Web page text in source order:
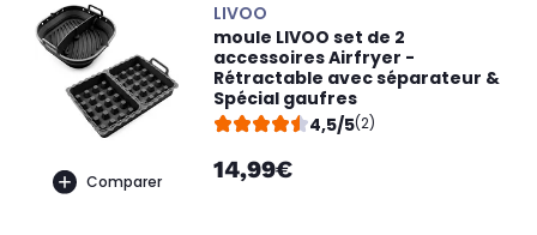
Comparer
LIVOO
moule LIVOO set de 2
accessoires Airfryer -
Rétractable avec séparateur &
Spécial gaufres
4,5/5(2)
14,99€